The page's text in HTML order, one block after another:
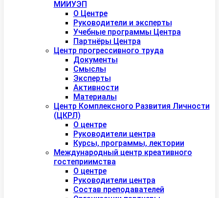
МИИУЭП
О Центре
Руководители и эксперты
Учебные программы Центра
Партнёры Центра
Центр прогрессивного труда
Документы
Смыслы
Эксперты
Активности
Материалы
Центр Комплексного Развития Личности
(ЦКРЛ)
О центре
Руководители центра
Курсы, программы, лектории
Международный центр креативного
гостеприимства
О центре
Руководители центра
Состав преподавателей